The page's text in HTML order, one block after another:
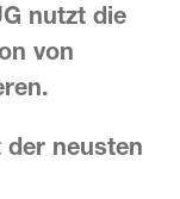
nutzt die
von
der neusten